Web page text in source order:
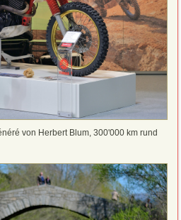
von Herbert Blum, 300'000 km rund